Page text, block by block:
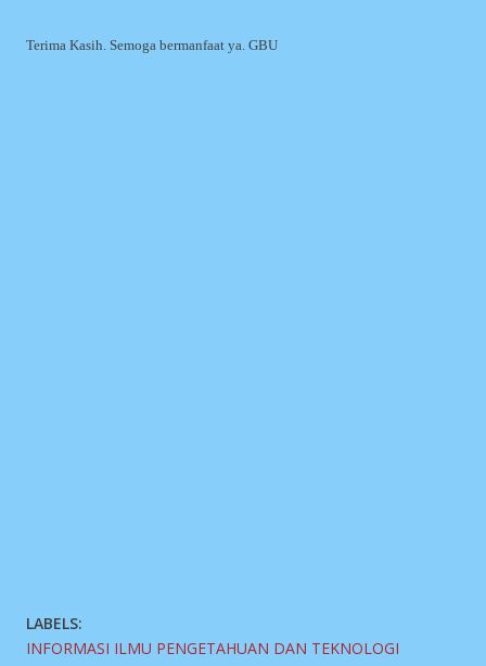
Terima Kasih. Semoga bermanfaat ya. GBU
LABELS:
INFORMASI ILMU PENGETAHUAN DAN TEKNOLOGI